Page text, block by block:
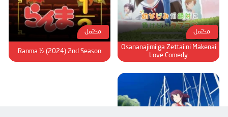
مكتمل
Osananajimi ga Zettai ni Makenai
Love Comedy
مكتمل
Ranma ½ (2024) 2nd Season